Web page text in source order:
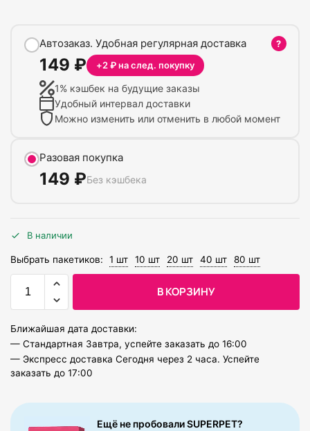
Автозаказ. Удобная регулярная доставка ?
149 ₽ +2₽ на след. покупку
1% кэшбек на будущие заказы
Удобный интервал доставки
Можно изменить или отменить в любой момент
Разовая покупка
149 ₽Без кэшбека
В наличии
Выбрать пакетиков: 1 шт 10 шт 20 шт 40 шт 80 шт
В КОРЗИНУ
Ближайшая дата доставки:
— Стандартная Завтра, успейте заказать до 16:00
— Экспресс доставка Сегодня через 2 часа. Успейте
заказать до 17:00
Ещё не пробовали SUPERPET?​